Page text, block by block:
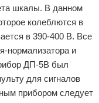
шкалы. В данном
колеблются в
в 390-400 В. Все
нормализатора и
ДП-5В был
для сигналов
прибором следует